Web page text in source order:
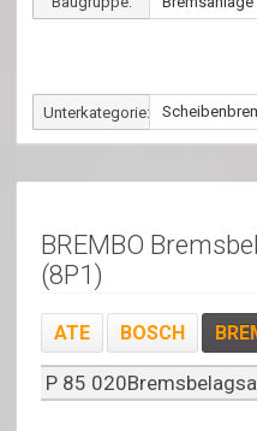
Unterkategorie:
BREMBO
(8P1)
ATE BOSCH
P 85